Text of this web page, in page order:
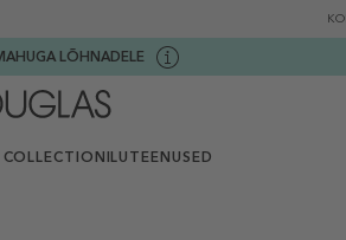
LÕHNADELE
COLLECTION ILUTEENUSED